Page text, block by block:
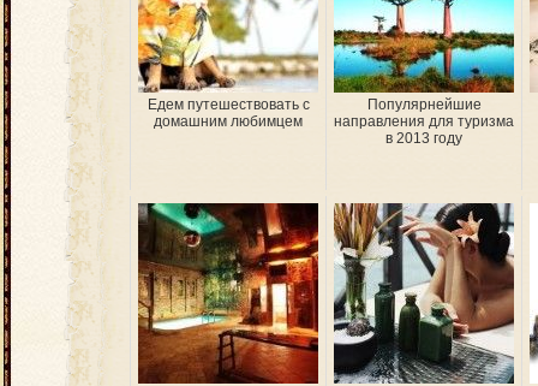
Едем путешествовать с
домашним любимцем
Популярнейшие
направления для туризма
в 2013 году